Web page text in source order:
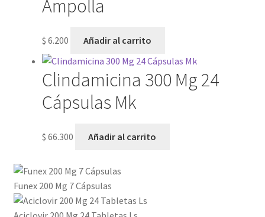
Ampolla
$ 6.200 Añadir al carrito
Clindamicina 300 Mg 24
Cápsulas Mk
$ 66.300 Añadir al carrito
Funex 200 Mg 7 Cápsulas